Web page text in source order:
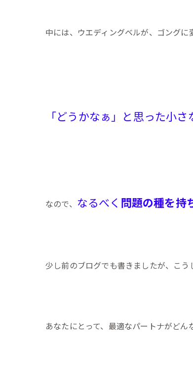
中には、ウエディングベルが、ゴング
「どうかなぁ」と思った小
なので、 なるべく 問題の種を持
少し前のブログでも書きましたが、こ
あなたにとって、最適なパートナがど